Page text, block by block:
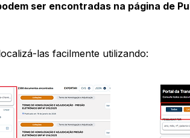
ser encontradas na página de
las facilmente utilizando: